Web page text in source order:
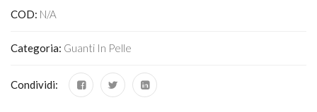
COD: N/A
Categoria: Guanti In Pelle
Condividi: